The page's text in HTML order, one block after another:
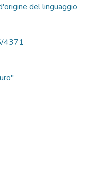
del linguaggio
4371